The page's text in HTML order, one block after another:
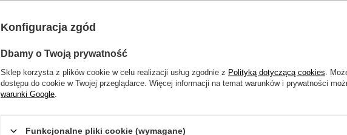
Konfiguracja zgód
Dbamy o Twoją prywatność
Sklep korzysta z plików cookie w celu realizacji usług zgodnie z Polityką dotyczącą cookies .
dostępu do cookie w Twojej przeglądarce. Więcej informacji na temat warunków i prywatności
warunki Google
Funkcjonalne pliki cookie (wymagane)